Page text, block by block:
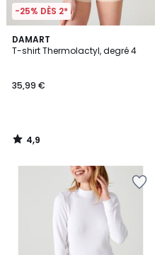
-25% DÈS 2*
DAMART
T-shirt Thermolactyl, degré 4
35,99 €
4,9
/ 5
4,9
/